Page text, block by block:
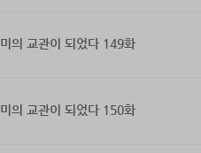
의 교관이 되었다 149화
의 교관이 되었다 150화